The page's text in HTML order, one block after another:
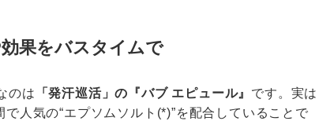
果をバスタイムで
のは 「発汗巡活」の『バブ エピュール』 です。実は
人気の“エプソムソルト(*)”を配合していることで